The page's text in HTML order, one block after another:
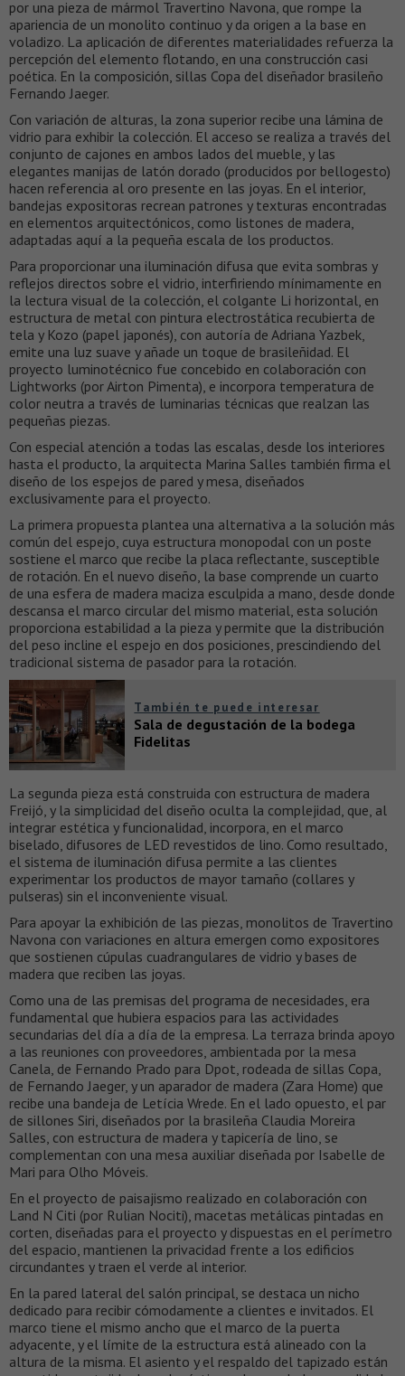
por una pieza de mármol Travertino Navona, que rompe la
apariencia de un monolito continuo y da origen a la base en
voladizo. La aplicación de diferentes materialidades refuerza la
percepción del elemento flotando, en una construcción casi
poética. En la composición, sillas Copa del diseñador brasileño
Fernando Jaeger.
Con variación de alturas, la zona superior recibe una lámina de
vidrio para exhibir la colección. El acceso se realiza a través del
conjunto de cajones en ambos lados del mueble, y las
elegantes manijas de latón dorado (producidos por bellogesto)
hacen referencia al oro presente en las joyas. En el interior,
bandejas expositoras recrean patrones y texturas encontradas
en elementos arquitectónicos, como listones de madera,
adaptadas aquí a la pequeña escala de los productos.
Para proporcionar una iluminación difusa que evita sombras y
reflejos directos sobre el vidrio, interfiriendo mínimamente en
la lectura visual de la colección, el colgante Li horizontal, en
estructura de metal con pintura electrostática recubierta de
tela y Kozo (papel japonés), con autoría de Adriana Yazbek,
emite una luz suave y añade un toque de brasileñidad. El
proyecto luminotécnico fue concebido en colaboración con
Lightworks (por Airton Pimenta), e incorpora temperatura de
color neutra a través de luminarias técnicas que realzan las
pequeñas piezas.
Con especial atención a todas las escalas, desde los interiores
hasta el producto, la arquitecta Marina Salles también firma el
diseño de los espejos de pared y mesa, diseñados
exclusivamente para el proyecto.
La primera propuesta plantea una alternativa a la solución más
común del espejo, cuya estructura monopodal con un poste
sostiene el marco que recibe la placa reflectante, susceptible
de rotación. En el nuevo diseño, la base comprende un cuarto
de una esfera de madera maciza esculpida a mano, desde donde
descansa el marco circular del mismo material, esta solución
proporciona estabilidad a la pieza y permite que la distribución
del peso incline el espejo en dos posiciones, prescindiendo del
tradicional sistema de pasador para la rotación.
También te puede interesar
Sala de degustación de la bodega
Fidelitas
La segunda pieza está construida con estructura de madera
Freijó, y la simplicidad del diseño oculta la complejidad, que, al
integrar estética y funcionalidad, incorpora, en el marco
biselado, difusores de LED revestidos de lino. Como resultado,
el sistema de iluminación difusa permite a las clientes
experimentar los productos de mayor tamaño (collares y
pulseras) sin el inconveniente visual.
Para apoyar la exhibición de las piezas, monolitos de Travertino
Navona con variaciones en altura emergen como expositores
que sostienen cúpulas cuadrangulares de vidrio y bases de
madera que reciben las joyas.
Como una de las premisas del programa de necesidades, era
fundamental que hubiera espacios para las actividades
secundarias del día a día de la empresa. La terraza brinda apoyo
a las reuniones con proveedores, ambientada por la mesa
Canela, de Fernando Prado para Dpot, rodeada de sillas Copa,
de Fernando Jaeger, y un aparador de madera (Zara Home) que
recibe una bandeja de Letícia Wrede. En el lado opuesto, el par
de sillones Siri, diseñados por la brasileña Claudia Moreira
Salles, con estructura de madera y tapicería de lino, se
complementan con una mesa auxiliar diseñada por Isabelle de
Mari para Olho Móveis.
En el proyecto de paisajismo realizado en colaboración con
Land N Citi (por Rulian Nociti), macetas metálicas pintadas en
corten, diseñadas para el proyecto y dispuestas en el perímetro
del espacio, mantienen la privacidad frente a los edificios
circundantes y traen el verde al interior.
En la pared lateral del salón principal, se destaca un nicho
dedicado para recibir cómodamente a clientes e invitados. El
marco tiene el mismo ancho que el marco de la puerta
adyacente, y el límite de la estructura está alineado con la
altura de la misma. El asiento y el respaldo del tapizado están